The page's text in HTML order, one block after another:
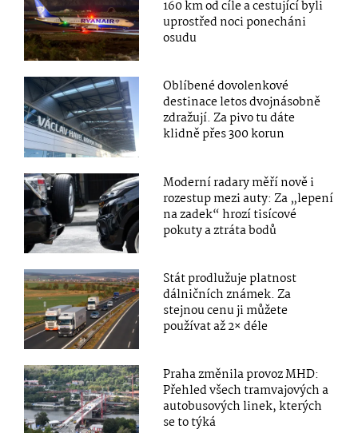
160 km od cíle a cestující byli
uprostřed noci ponecháni
osudu
Oblíbené dovolenkové
destinace letos dvojnásobně
zdražují. Za pivo tu dáte
klidně přes 300 korun
Moderní radary měří nově i
rozestup mezi auty: Za „lepení
na zadek“ hrozí tisícové
pokuty a ztráta bodů
Stát prodlužuje platnost
dálničních známek. Za
stejnou cenu ji můžete
používat až 2× déle
Praha změnila provoz MHD:
Přehled všech tramvajových a
autobusových linek, kterých
se to týká